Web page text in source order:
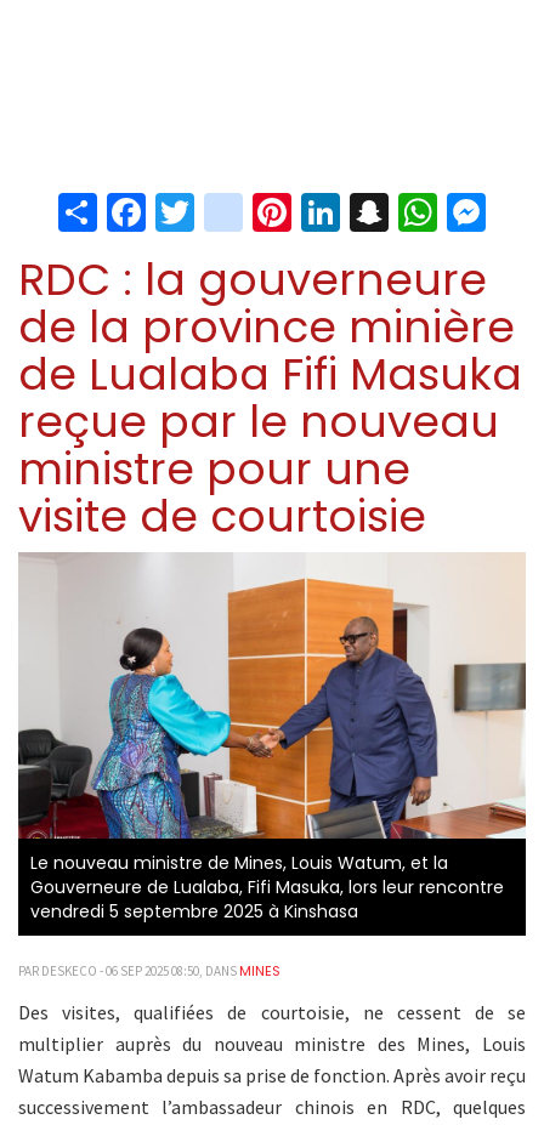
ShareFacebook
Twitter
instagram
Pinterest
LinkedIn
Snapchat
RDC : la gouverneure
de la province minière
de Lualaba Fifi Masuka
reçue par le nouveau
ministre pour une
visite de courtoisie
Le nouveau ministre de Mines, Louis Watum, et la
Gouverneure de Lualaba, Fifi Masuka, lors leur rencontre
vendredi 5 septembre 2025 à Kinshasa
PAR DESKECO - 06 SEP 2025 08:50, DANS MINES
Des visites, qualifiées de courtoisie, ne cessent de se
multiplier auprès du nouveau ministre des Mines, Louis
Watum Kabamba depuis sa prise de fonction. Après avoir reçu
successivement l’ambassadeur chinois en RDC, quelques